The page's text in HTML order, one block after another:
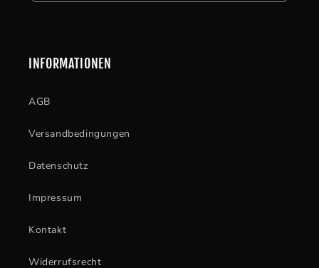
INFORMATIONEN
AGB
Versandbedingungen
Datenschutz
Impressum
Kontakt
Widerrufsrecht